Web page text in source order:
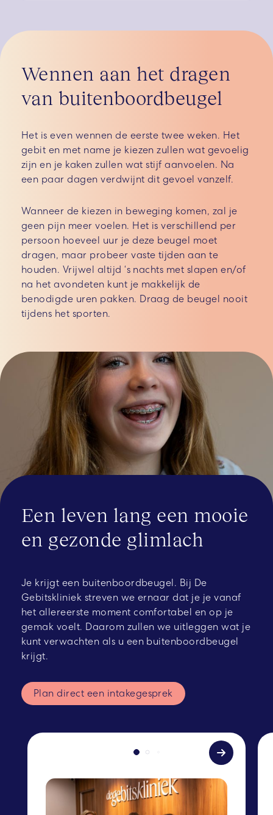
Wennen aan het dragen
van buitenboordbeugel
Het is even wennen de eerste twee weken. Het
gebit en met name je kiezen zullen wat gevoelig
zijn en je kaken zullen wat stijf aanvoelen. Na
een paar dagen verdwijnt dit gevoel vanzelf.
Wanneer de kiezen in beweging komen, zal je
geen pijn meer voelen. Het is verschillend per
persoon hoeveel uur je deze beugel moet
dragen, maar probeer vaste tijden aan te
houden. Vrijwel altijd ‘s nachts met slapen en/of
na het avondeten kunt je makkelijk de
benodigde uren pakken. Draag de beugel nooit
tijdens het sporten.
Een leven lang een mooie
en gezonde glimlach
Je krijgt een buitenboordbeugel. Bij De
Gebitskliniek streven we ernaar dat je je vanaf
het allereerste moment comfortabel en op je
gemak voelt. Daarom zullen we uitleggen wat je
kunt verwachten als u een buitenboordbeugel
krijgt.
Plan direct een intakegesprek